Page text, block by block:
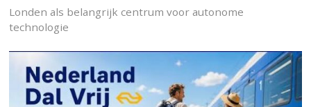
Londen als belangrijk centrum voor autonome
technologie